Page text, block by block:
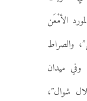
الأمْعَن
والصراط
ميدان
شوال”،